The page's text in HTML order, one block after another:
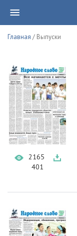
Главная / Выпуски
2165
401